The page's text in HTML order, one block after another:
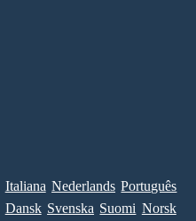
Italiana Nederlands Português
Dansk Svenska Suomi Norsk